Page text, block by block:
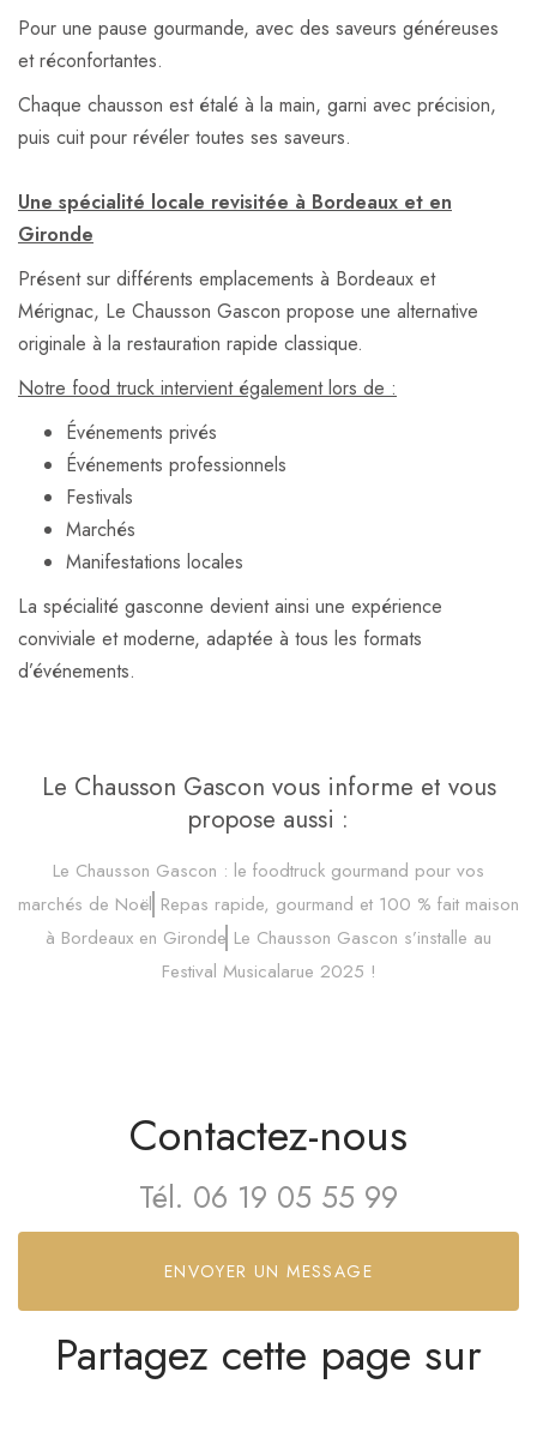
Pour une pause gourmande, avec des saveurs généreuses
et réconfortantes.
Chaque chausson est étalé à la main, garni avec précision,
puis cuit pour révéler toutes ses saveurs.
Une spécialité locale revisitée à Bordeaux et en
Gironde
Présent sur différents emplacements à Bordeaux et
Mérignac, Le Chausson Gascon propose une alternative
originale à la restauration rapide classique.
Notre food truck intervient également lors de :
Événements privés
Événements professionnels
Festivals
Marchés
Manifestations locales
La spécialité gasconne devient ainsi une expérience
conviviale et moderne, adaptée à tous les formats
d’événements.
Le Chausson Gascon vous informe et vous
propose aussi :
Le Chausson Gascon : le foodtruck gourmand pour vos
marchés de Noël Repas rapide, gourmand et 100 % fait maison
à Bordeaux en Gironde Le Chausson Gascon s’installe au
Festival Musicalarue 2025 !
Contactez-nous
Tél. 06 19 05 55 99
ENVOYER UN MESSAGE
Partagez cette page sur